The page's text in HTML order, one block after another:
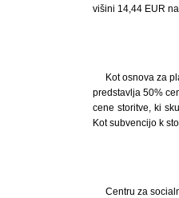
višini 14,44 EUR
Kot osnova za
predstavlja 50%
cene storitve, ki
Kot subvencijo k
Centru za